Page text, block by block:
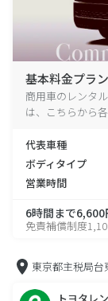
基本料金プラン
商用車のレンタ
は、こちらから
代表車種
ボディタイプ
営業時間
6時間まで6,600
免責補償制度
東京都主税局台